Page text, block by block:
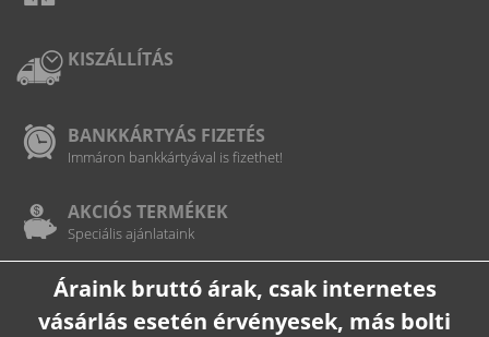
KISZÁLLÍTÁS
BANKKÁRTYÁS FIZETÉS
Immáron bankkártyával is fizethet!
AKCIÓS TERMÉKEK
Speciális ajánlataink
Áraink bruttó árak, csak internetes
vásárlás esetén érvényesek, más bolti